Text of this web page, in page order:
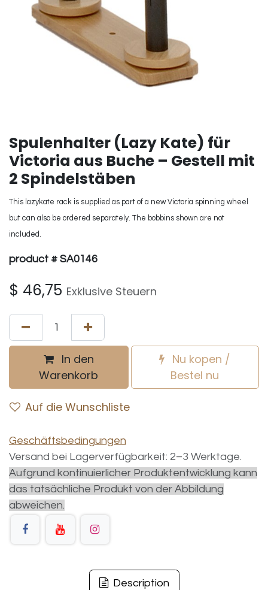
Spulenhalter (Lazy Kate) für
Victoria aus Buche – Gestell mit
2 Spindelstäben
This lazykate rack is supplied as part of a new Victoria spinning wheel
but can also be ordered separately. The bobbins shown are not
included.
product # SA0146
$ 46,75 Exklusive Steuern
In den
Warenkorb
Nu kopen /
Bestel nu
Auf die Wunschliste
Geschäftsbedingungen
Versand bei Lagerverfügbarkeit: 2–3 Werktage.
Aufgrund kontinuierlicher Produktentwicklung kann
das tatsächliche Produkt von der Abbildung
abweichen.
Description